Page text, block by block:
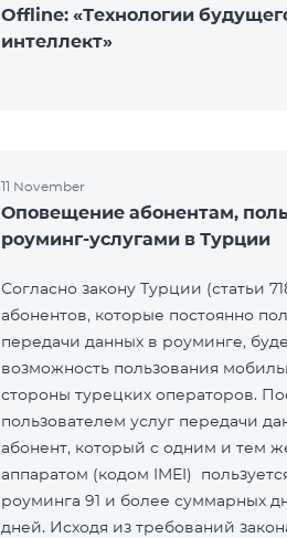
Offline: «Технологии
интеллект»
11 November
Оповещение абонентам,
роуминг-услугами в Турции
Согласно закону Турции (статьи
абонентов, которые постоянно
передачи данных в роуминге,
возможность пользования
стороны турецких операторов.
пользователем услуг передачи
абонент, который с одним и тем
аппаратом (кодом IMEI)
роуминга 91 и более суммарных
дней. Исходя из требований